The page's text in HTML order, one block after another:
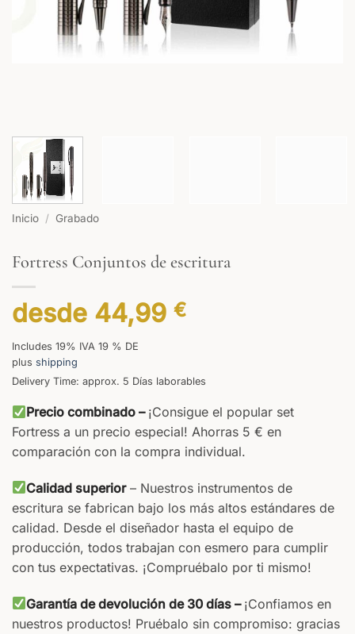
Inicio / Grabado
Fortress Conjuntos de escritura
desde 44,99 €
Includes 19% IVA 19 % DE
plus shipping
Delivery Time: approx. 5 Días laborables
Precio combinado – ¡Consigue el popular set
Fortress a un precio especial! Ahorras 5 € en
comparación con la compra individual.
Calidad superior– Nuestros instrumentos de
escritura se fabrican bajo los más altos estándares de
calidad. Desde el diseñador hasta el equipo de
producción, todos trabajan con esmero para cumplir
con tus expectativas. ¡Compruébalo por ti mismo!
Garantía de devolución de 30 días – ¡Confiamos en
nuestros productos! Pruébalo sin compromiso: gracias